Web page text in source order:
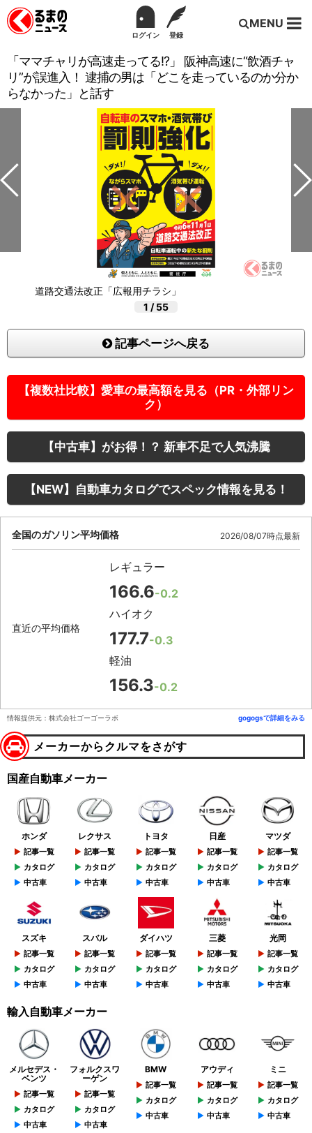
ログイン 登録
MENU
「ママチャリが高速走ってる!?」 阪神高速に“飲酒チャ
リ”が誤進入！ 逮捕の男は「どこを走っているのか分か
らなかった」と話す
道路交通法改正「広報用チラシ」
1 /55
記事ページへ戻る
【複数社比較】愛車の最高額を見る（PR・外部リン
ク）
【中古車】がお得！？ 新車不足で人気沸騰
【NEW】自動車カタログでスペック情報を見る！
全国のガソリン平均価格 2026/08/07時点最新
直近の平均価格
レギュラー
166.6-0.2
ハイオク
177.7-0.3
軽油
156.3-0.2
情報提供元：株式会社ゴーゴーラボ gogogsで詳細をみる
メーカーからクルマをさがす
国産自動車メーカー
ホンダ
記事一覧
カタログ
中古車
レクサス
記事一覧
カタログ
中古車
トヨタ
記事一覧
カタログ
中古車
日産
記事一覧
カタログ
中古車
マツダ
記事一覧
カタログ
中古車
スズキ
記事一覧
カタログ
中古車
スバル
記事一覧
カタログ
中古車
ダイハツ
記事一覧
カタログ
中古車
三菱
記事一覧
カタログ
中古車
光岡
記事一覧
カタログ
中古車
輸入自動車メーカー
メルセデス・
ベンツ
記事一覧
カタログ
中古車
フォルクスワ
ーゲン
記事一覧
カタログ
中古車
BMW
記事一覧
カタログ
中古車
アウディ
記事一覧
カタログ
中古車
ミニ
記事一覧
カタログ
中古車